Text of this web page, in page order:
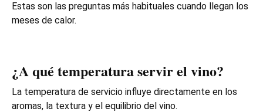
Estas son las preguntas más habituales cuando llegan los
meses de calor.
¿A qué temperatura servir el vino?
La temperatura de servicio influye directamente en los
aromas, la textura y el equilibrio del vino.